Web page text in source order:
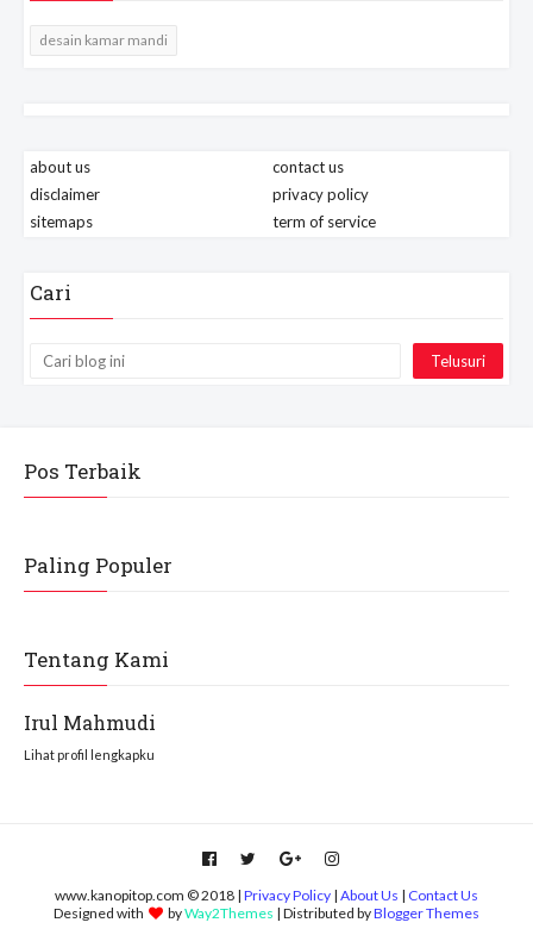
desain kamar mandi
about us
contact us
disclaimer
privacy policy
sitemaps
term of service
Cari
Pos Terbaik
Paling Populer
Tentang Kami
Irul Mahmudi
Lihat profil lengkapku
www.kanopitop.com © 2018 | Privacy Policy | About Us | Contact Us
Designed with
byWay2Themes | Distributed byBlogger Themes